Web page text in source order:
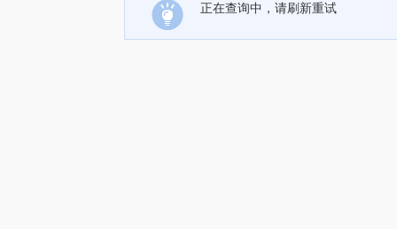
正在查询中，请刷新重试